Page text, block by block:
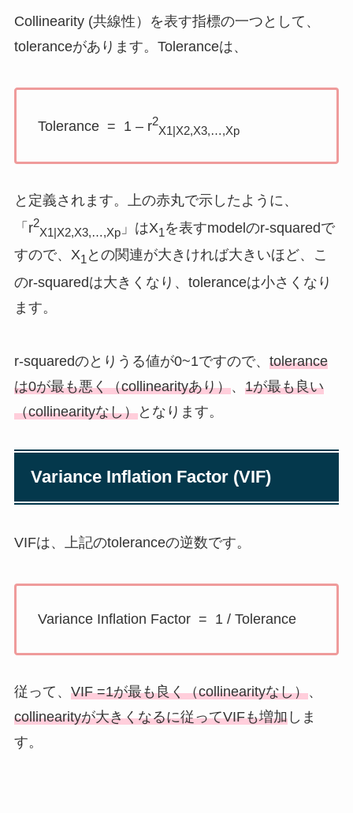
Collinearity (共線性）を表す指標の一つとして、
toleranceがあります。Toleranceは、
Tolerance = 1 – r2
X1|X2,X3,…,Xp
と定義されます。上の赤丸で示したように、
「r2
X1|X2,X3,…,Xp」はX1を表すmodelのr-squaredで
すので、X1 との関連が大きければ大きいほど、こ
のr-squaredは大きくなり、toleranceは小さくなり
ます。
r-squaredのとりうる値が0~1ですので、 tolerance
は0が最も悪く（collinearityあり）、 1が最も良い
（collinearityなし）となります。
Variance Inflation Factor (VIF)
VIFは、上記のtoleranceの逆数です。
Variance Inflation Factor = 1 / Tolerance
従って、 VIF =1が最も良く（collinearityなし）、
collinearityが大きくなるに従ってVIFも増加しま
す。